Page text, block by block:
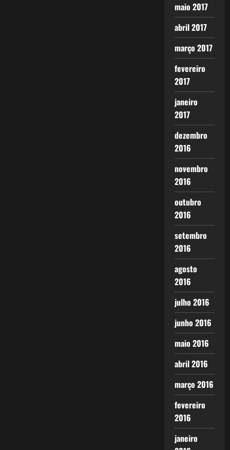
maio 2017
abril 2017
março 2017
fevereiro
2017
janeiro
2017
dezembro
2016
novembro
2016
outubro
2016
setembro
2016
agosto
2016
julho 2016
junho 2016
maio 2016
abril 2016
março 2016
fevereiro
2016
janeiro